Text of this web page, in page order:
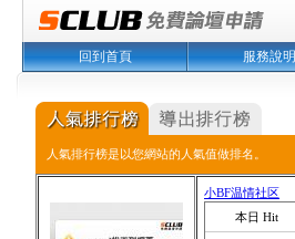
回到首頁 服務說明
人氣排行榜是以您網站的人氣值做排名。
小BF温情社区
本日 Hit